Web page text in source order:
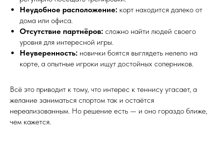
Неудобное расположение: корт находится далеко от
дома или офиса.
Отсутствие партнёров: сложно найти людей своего
уровня для интересной игры.
Неуверенность: новички боятся выглядеть нелепо на
корте, а опытные игроки ищут достойных соперников.
Всё это приводит к тому, что интерес к теннису угасает, а
желание заниматься спортом так и остаётся
нереализованным. Но решение есть — и оно гораздо ближе,
чем кажется.